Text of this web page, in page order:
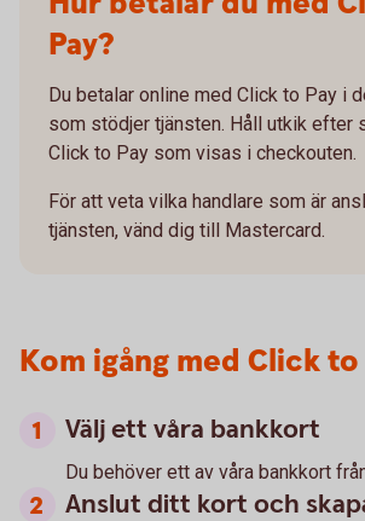
Pay?
Du betalar online med Click to Pay i
som stödjer tjänsten. Håll utkik efter
Click to Pay som visas i checkouten.
För att veta vilka handlare som är
tjänsten, vänd dig till Mastercard.
Kom igång med Click to
Välj ett våra bankkort
Du behöver ett av våra bankkort
Anslut ditt kort och